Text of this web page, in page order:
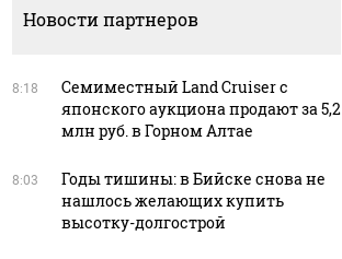
Новости партнеров
8:18
Семиместный Land Cruiser с
японского аукциона продают за 5,2
млн руб. в Горном Алтае
8:03
Годы тишины: в Бийске снова не
нашлось желающих купить
высотку-долгострой